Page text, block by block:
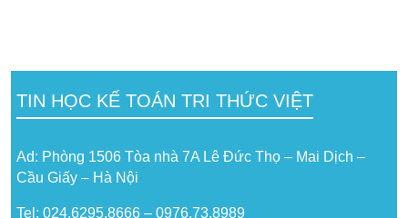
TIN HỌC KẾ TOÁN TRI THỨC VIỆT
Ad: Phòng 1506 Tòa nhà 7A Lê Đức Thọ – Mai Dịch –
Cầu Giấy – Hà Nội
Tel: 024.6295.8666 – 0976.73.8989